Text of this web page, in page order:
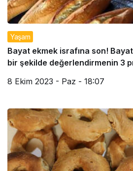
Yaşam
Bayat ekmek israfına son!
bir şekilde değerlendirmenin 3
8 Ekim 2023 - Paz - 18:07